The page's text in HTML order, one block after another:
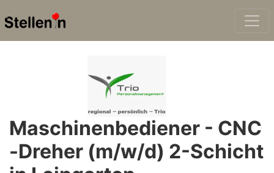
Maschinenbediener - CNC
-Dreher (m/w/d) 2-Schicht